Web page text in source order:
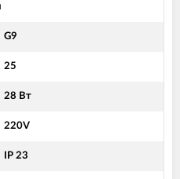
G9
25
28 Вт
220V
IP 23